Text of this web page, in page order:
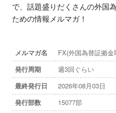
で、話題盛りだくさんの外国
ための情報メルマガ！
メルマガ名
FX(外国為替証拠
発行周期
週3回ぐらい
最終発行日
2026年08月03日
発行部数
15077部